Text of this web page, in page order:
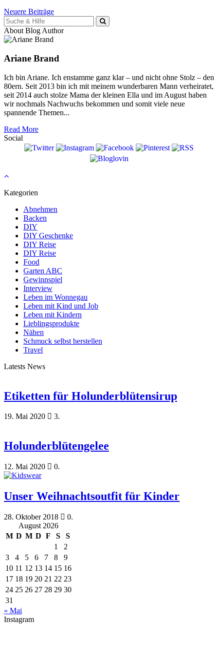
Beitragsnavigation
Neuere Beiträge
Suche
für:
About Blog Author
Ariane Brand
Ich bin Ariane. Ich enstamme ganz klar – und nicht ohne Stolz – den
80ern. Seit 2013 bin ich mit meinem wunderbaren Mann verheiratet,
seit 2014 auch stolze Mama der kleinen Ella und im August haben
wir nochmals Nachwuchs bekommen und somit viele neue
spannende Themen...
Read More
Social
Kategorien
Abnehmen
Backen
DIY
DIY Geschenke
DIY Reise
DIY Reise
Food
Garten ABC
Gewinnspiel
Interview
Leben im Wonnegau
Leben mit Kind und Job
Leben mit Kindern
Lieblingsprodukte
Nähen
Schmuck selbst herstellen
Travel
Latests News
Etiketten für Holunderblütensirup
19. Mai 2020 3.
Holunderblütengelee
12. Mai 2020 0.
Unser Weihnachtsoutfit für Kinder
28. Oktober 2018
0.
August 2026
M D M D F S
S
1
2
3
4 5 6 7 8
9
10 11 12 13 14 15 16
17 18 19 20 21 22 23
24 25 26 27 28 29 30
31
« Mai
Instagram